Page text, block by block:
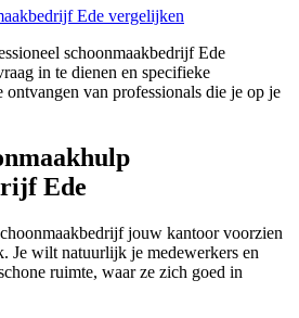
Ede vergelijken
schoonmaakbedrijf Ede
in te dienen en specifieke
van professionals die je op je
Ede
jouw kantoor voorzien
Je wilt natuurlijk je medewerkers en
ruimte, waar ze zich goed in